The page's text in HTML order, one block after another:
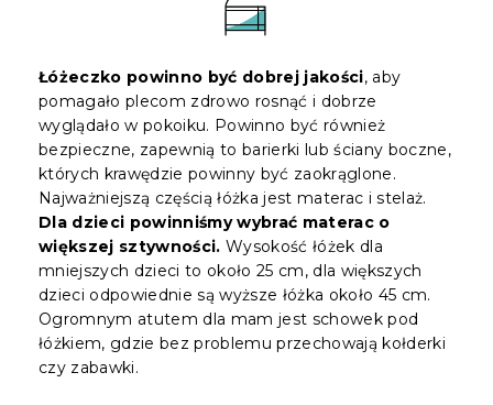
Łóżeczko powinno być dobrej jakości, aby
pomagało plecom zdrowo rosnąć i dobrze
wyglądało w pokoiku. Powinno być również
bezpieczne, zapewnią to barierki lub ściany boczne,
których krawędzie powinny być zaokrąglone.
Najważniejszą częścią łóżka jest materac i stelaż.
Dla dzieci powinniśmy wybrać materac o
większej sztywności. Wysokość łóżek dla
mniejszych dzieci to około 25 cm, dla większych
dzieci odpowiednie są wyższe łóżka około 45 cm.
Ogromnym atutem dla mam jest schowek pod
łóżkiem, gdzie bez problemu przechowają kołderki
czy zabawki.